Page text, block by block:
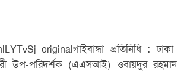
গাইবান্ধা প্রতিনিধি : ঢাকা-
উপ-পরিদর্শক (এএসআই) ওবায়দুর রহমান